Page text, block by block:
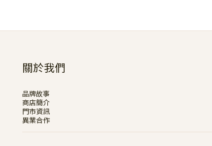
關於我們
品牌故事
商店簡介
門市資訊
異業合作